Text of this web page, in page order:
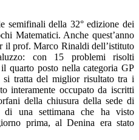
semifinali della 32° edizione dei
Matematici. Anche quest’anno
il prof. Marco Rinaldi dell’istituto
con 15 problemi risolti
quarto posto nella categoria GP
tratta del miglior risultato tra i
interamente occupato da iscritti
della chiusura della sede di
di una settimana che ha visto
prima, al Denina era stato